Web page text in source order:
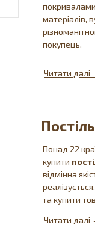
матеріалів,
покупець.
Понад 22
купити
відмінна
та купити